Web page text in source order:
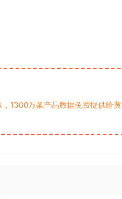
1300万条产品数据免费提供给黄